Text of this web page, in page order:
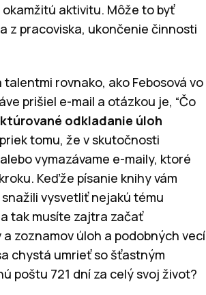
aktivitu. Môže to byť
z pracoviska, ukončenie činnosti
rovnako, ako Febosová vo
prišiel e-mail a otázkou je, “Čo
odkladanie úloh
tomu, že v skutočnosti
vymazávame e-maily, ktoré
Keďže písanie knihy vám
vysvetliť nejakú tému
tak musíte zajtra začať
zoznamov úloh a podobných vecí
chystá umrieť so šťastným
poštu 721 dní za celý svoj život?